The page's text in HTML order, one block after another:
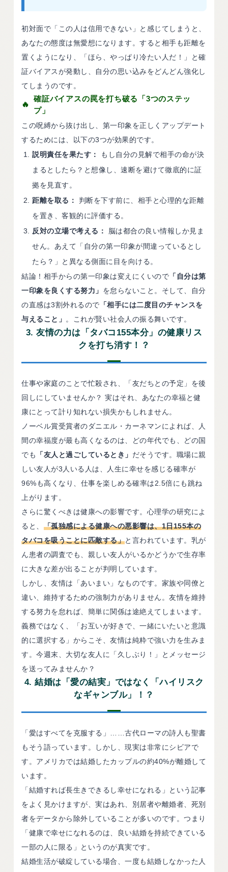
初対面で「この人は信用できない」と感じてしまうと、
あなたの態度は無愛想になります。すると相手も距離を
置くようになり、「ほら、やっぱり冷たい人だ！」と確
証バイアスが発動し、自分の思い込みをどんどん強化し
てしまうのです。
確証バイアスの罠を打ち破る「3つのステッ
プ」
この呪縛から抜け出し、第一印象を正しくアップデート
するためには、以下の3つが効果的です。
説明責任を果たす：
もし自分の見解で相手の命が決
まるとしたら？と想像し、速断を避けて徹底的に証
拠を見直す。
距離を取る：
判断を下す前に、相手と心理的な距離
を置き、客観的に評価する。
反対の立場で考える：
脳は都合の良い情報しか見ま
せん。あえて「自分の第一印象が間違っているとし
たら？」と異なる側面に目を向ける。
結論！相手からの第一印象は変えにくいので 「自分は第
一印象を良くする努力」 を怠らないこと。そして、自分
の直感は3割外れるので 「相手には二度目のチャンスを
与えること」 。これが賢い社会人の振る舞いです。
3. 友情の力は「タバコ155本分」の健康リス
クを打ち消す！？
仕事や家庭のことで忙殺され、「友だちとの予定」を後
回しにしていませんか？ 実はそれ、あなたの幸福と健
康にとって計り知れない損失かもしれません。
ノーベル賞受賞者のダニエル・カーネマンによれば、人
間の幸福度が最も高くなるのは、どの年代でも、どの国
でも
「友人と過ごしているとき」 だそうです。職場に親
しい友人が3人いる人は、人生に幸せを感じる確率が
96%も高くなり、仕事を楽しめる確率は2.5倍にも跳ね
上がります。
さらに驚くべきは健康への影響です。心理学の研究によ
ると、 「孤独感による健康への悪影響は、1日155本の
タバコを吸うことに匹敵する」と言われています。乳が
ん患者の調査でも、親しい友人がいるかどうかで生存率
に大きな差が出ることが判明しています。
しかし、友情は「あいまい」なものです。家族や同僚と
違い、維持するための強制力がありません。友情を維持
する努力を怠れば、簡単に関係は途絶えてしまいます。
義務ではなく、「お互いが好きで、一緒にいたいと意識
的に選択する」からこそ、友情は純粋で強い力を生みま
す。今週末、大切な友人に「久しぶり！」とメッセージ
を送ってみませんか？
4. 結婚は「愛の結実」ではなく「ハイリスク
なギャンブル」！？
「愛はすべてを克服する」……古代ローマの詩人も聖書
もそう語っています。しかし、現実は非常にシビアで
す。アメリカでは結婚したカップルの約40%が離婚して
います。
「結婚すれば長生きできるし幸せになれる」という記事
をよく見かけますが、実はあれ、別居者や離婚者、死別
者をデータから除外していることが多いのです。つまり
「健康で幸せになれるのは、良い結婚を持続できている
一部の人に限る」というのが真実です。
結婚生活が破綻している場合、一度も結婚しなかった人